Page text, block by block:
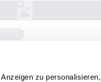
zu